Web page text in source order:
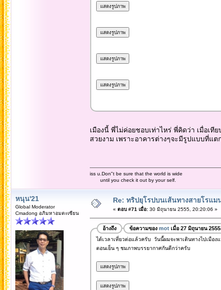
เมืองนี้ พี่ไม่ค่อยชอบเท่าไหร่ พี่คิดว่า เมื่อเ
สวยงาม เพราะอาคารต่างๆจะมีรูปแบบที่แ
iss u.Don"t be sure that the world is wide
until you check it out by your self.
หนุน'21
Global Moderator
Cmadong อภิมหาอมตะเซียน
Re: ทริปยุโรปบนเส้นทางสายโรแม
« ตอบ #71 เมื่อ:30 มิถุนายน 2555, 20:20:06 »
อ้างถึง ข้อความของ motเมื่อ 27 มิถุนายน
ได้เวลาเที่ยวต่อแล้วครับ วันนี้ผมจะพาเดินทางไปเมือง
ตอนเย็น ๆ ชมภาพบรรยากาศกันดีกว่าครับ